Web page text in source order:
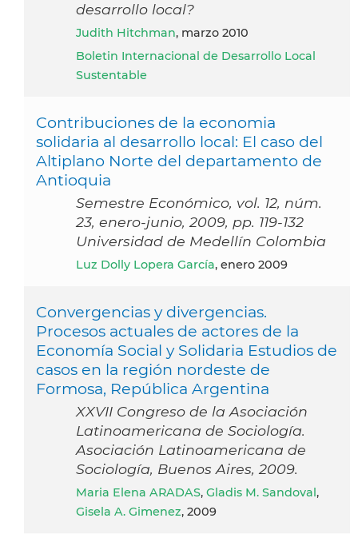
desarrollo local?
Judith Hitchman, marzo 2010
Boletin Internacional de Desarrollo Local
Sustentable
Contribuciones de la economia
solidaria al desarrollo local: El caso del
Altiplano Norte del departamento de
Antioquia
Semestre Económico, vol. 12, núm.
23, enero-junio, 2009, pp. 119-132
Universidad de Medellín Colombia
Luz Dolly Lopera García, enero 2009
Convergencias y divergencias.
Procesos actuales de actores de la
Economía Social y Solidaria Estudios de
casos en la región nordeste de
Formosa, República Argentina
XXVII Congreso de la Asociación
Latinoamericana de Sociología.
Asociación Latinoamericana de
Sociología, Buenos Aires, 2009.
Maria Elena ARADAS, Gladis M. Sandoval ,
Gisela A. Gimenez, 2009